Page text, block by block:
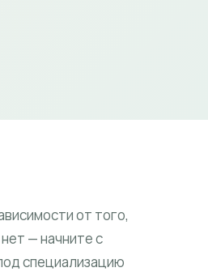
от того,
— начните с
специализацию